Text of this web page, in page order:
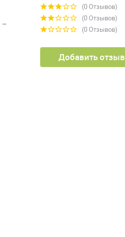
(0 Отзывов)
(0 Отзывов)
(0 Отзывов)
Добавить отзыв
–